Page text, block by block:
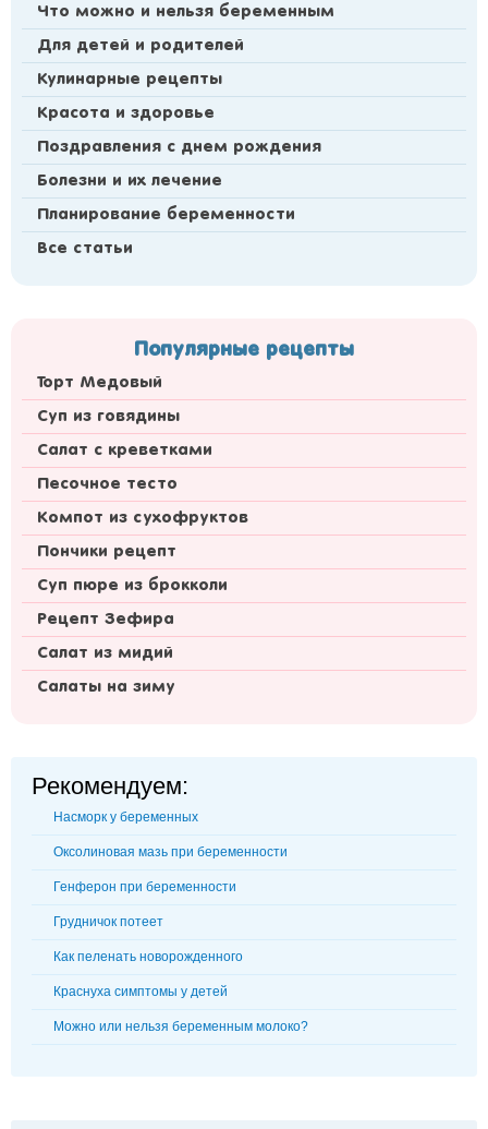
Что можно и нельзя беременным
Для детей и родителей
Кулинарные рецепты
Красота и здоровье
Поздравления с днем рождения
Болезни и их лечение
Планирование беременности
Все статьи
Популярные рецепты
Торт Медовый
Суп из говядины
Салат с креветками
Песочное тесто
Компот из сухофруктов
Пончики рецепт
Суп пюре из брокколи
Рецепт Зефира
Cалат из мидий
Салаты на зиму
Рекомендуем:
Насморк у беременных
Оксолиновая мазь при беременности
Генферон при беременности
Грудничок потеет
Как пеленать новорожденного
Краснуха симптомы у детей
Можно или нельзя беременным молоко?